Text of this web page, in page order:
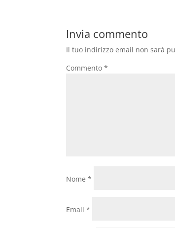
Invia commento
Il tuo indirizzo email non sarà
Commento*
Nome*
Email*